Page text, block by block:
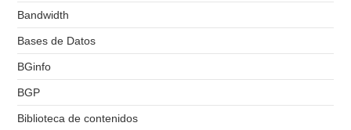
Bandwidth
Bases de Datos
BGinfo
BGP
Biblioteca de contenidos